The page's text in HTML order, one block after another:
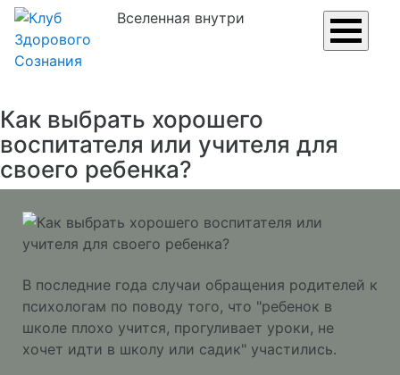
Вселенная внутри
Как выбрать хорошего
воспитателя или учителя для
своего ребенка?
В последние года случаи обращения родителей к
психологам по поводу того, что "ребенок в
школе плохо учится, прогуливает уроки, не
хочет идти в школу или садик" участились.